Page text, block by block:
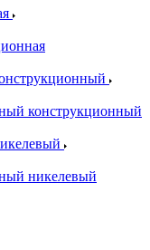
конструкционный
никелевый